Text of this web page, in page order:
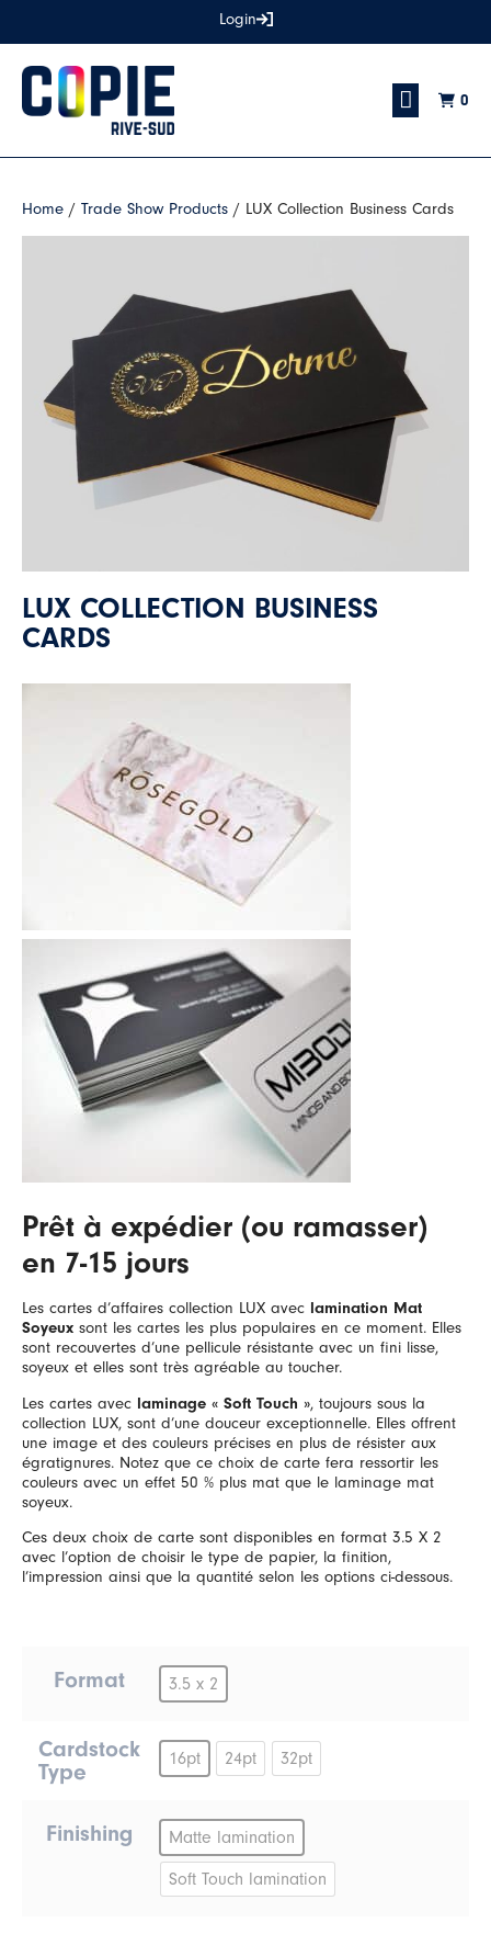
Login
0
Home / Trade Show Products / LUX Collection Business Cards
LUX COLLECTION BUSINESS
CARDS
Prêt à expédier (ou ramasser)
en 7-15 jours
Les cartes d’affaires collection LUX avec lamination Mat
Soyeux sont les cartes les plus populaires en ce moment. Elles
sont recouvertes d’une pellicule résistante avec un fini lisse,
soyeux et elles sont très agréable au toucher.
Les cartes avec laminage « Soft Touch », toujours sous la
collection LUX, sont d’une douceur exceptionnelle. Elles offrent
une image et des couleurs précises en plus de résister aux
égratignures. Notez que ce choix de carte fera ressortir les
couleurs avec un effet 50 % plus mat que le laminage mat
soyeux.
Ces deux choix de carte sont disponibles en format 3.5 X 2
avec l’option de choisir le type de papier, la finition,
l’impression ainsi que la quantité selon les options ci-dessous.
Format 3.5 x 2
Cardstock
Type
16pt 24pt 32pt
Finishing Matte lamination
Soft Touch lamination